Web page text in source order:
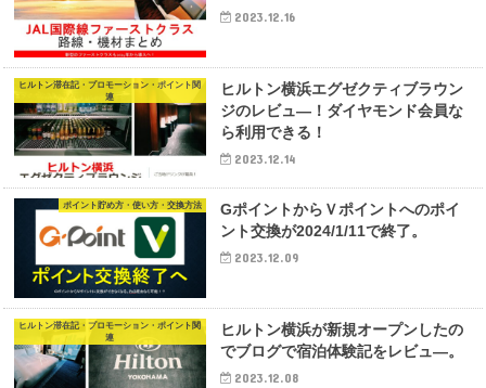
2023.12.16
ヒルトン滞在記・プロモーション・ポイント関
連
ヒルトン横浜エグゼクティブラウン
ジのレビュ―！ダイヤモンド会員な
ら利用できる！
2023.12.14
ポイント貯め方・使い方・交換方法
GポイントからＶポイントへのポイ
ント交換が2024/1/11で終了。
2023.12.09
ヒルトン滞在記・プロモーション・ポイント関
連
ヒルトン横浜が新規オープンしたの
でブログで宿泊体験記をレビュ―。
2023.12.08